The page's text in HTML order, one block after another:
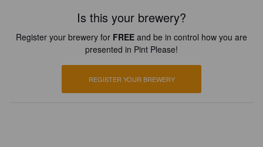
Is this your brewery?
Register your brewery for FREE and be in control how you are
presented in Pint Please!
REGISTER YOUR BREWERY